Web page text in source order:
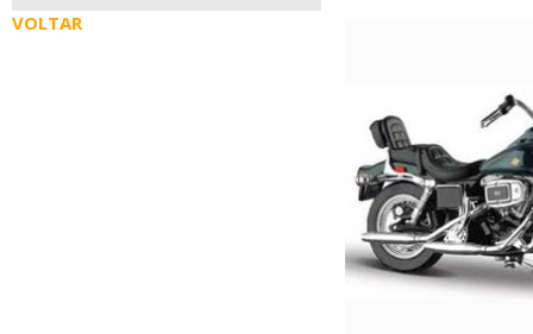
VOLTAR